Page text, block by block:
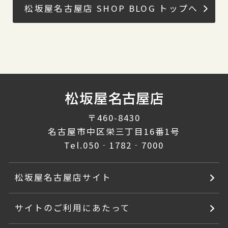
松坂屋名古屋店 SHOP BLOG トップへ
〒460-8430
名古屋市中区栄三丁目16番1号
Tel.050‐1782‐7000
松坂屋名古屋店サイト
サイトのご利用にあたって